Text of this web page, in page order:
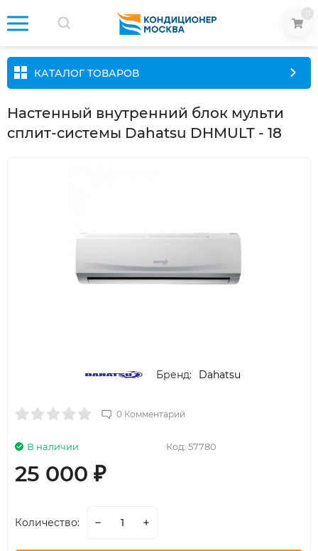
КАТАЛОГ ТОВАРОВ
Настенный внутренний блок мульти
сплит-системы Dahatsu DHMULT - 18
Бренд: Dahatsu
0 Комментарий
Код: 57780
В наличии
25 000 ₽
Количество: